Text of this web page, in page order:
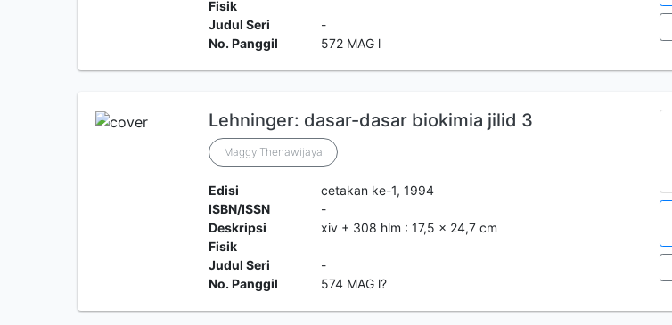
Fisik
Judul Seri
-
No. Panggil
572 MAG l
Lehninger: dasar-dasar biokimia jilid 3
Maggy Thenawijaya
Edisi
cetakan ke-1, 1994
ISBN/ISSN
-
Deskripsi
Fisik
xiv + 308 hlm : 17,5 x 24,7 cm
Judul Seri
-
No. Panggil
574 MAG l?